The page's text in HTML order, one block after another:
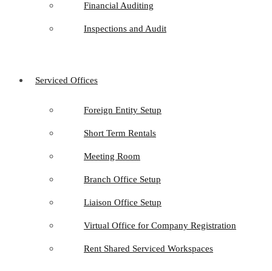
Financial Auditing
Inspections and Audit
Serviced Offices
Foreign Entity Setup
Short Term Rentals
Meeting Room
Branch Office Setup
Liaison Office Setup
Virtual Office for Company Registration
Rent Shared Serviced Workspaces